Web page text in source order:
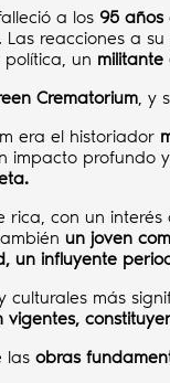
a los 95 años
. Las reacciones a
un militante
Crematorium ,
era el historiador
impacto profundo
con un
un joven
un influyente
culturales más
las obras